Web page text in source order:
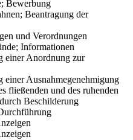
Bewerbung
Beantragung der
und Verordnungen
Informationen
einer Anordnung zur
einer Ausnahmegenehmigung
fließenden und des ruhenden
Beschilderung